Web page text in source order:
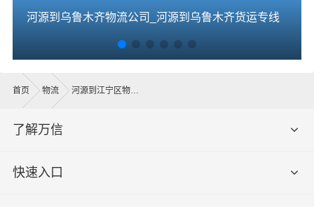
河源到乌鲁木齐物流公司_河源到乌鲁木齐货运专线
首页 物流 河源到江宁区物流公司
了解万信
快速入口